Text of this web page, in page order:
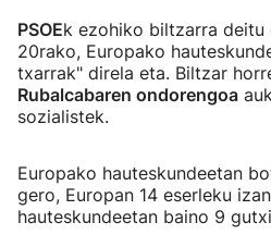
PSOEk ezohiko biltzarra deitu
20rako, Europako
txarrak" direla eta. Biltzar
Rubalcabaren ondorengoa
sozialistek.
Europako hauteskundeetan
gero, Europan 14 eserleku
hauteskundeetan baino 9